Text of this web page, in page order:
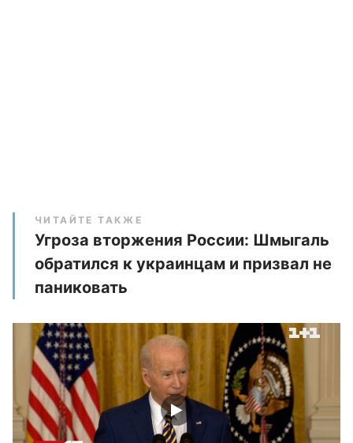
ЧИТАЙТЕ ТАКЖЕ
Угроза вторжения России: Шмыгаль
обратился к украинцам и призвал не
паниковать